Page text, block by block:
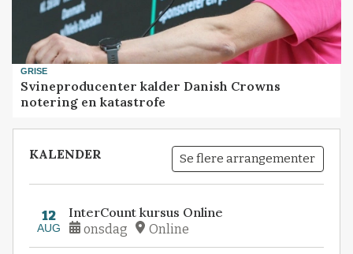
GRISE
Svineproducenter kalder Danish Crowns
notering en katastrofe
KALENDER Se flere arrangementer
12
AUG
InterCount kursus Online
onsdag Online